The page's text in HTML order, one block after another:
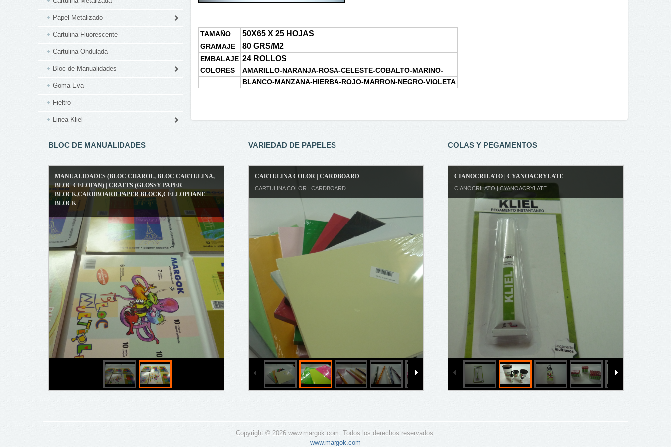
TAMAÑO 50X65 X 25 HOJAS
GRAMAJE 80 GRS/M2
EMBALAJE 24 ROLLOS
COLORES
AMARILLO-NARANJA-ROSA-CELESTE-COBALTO-MARINO-
BLANCO-MANZANA-HIERBA-ROJO-MARRON-NEGRO-VIOLETA
Papel Metalizado
Cartulina Fluorescente
Cartulina Ondulada
Bloc de Manualidades
Goma Eva
Fieltro
Linea Kliel
BLOC DE MANUALIDADES
MANUALIDADES (BLOC CHAROL, BLOC CARTULINA,
BLOC CELOFAN) | CRAFTS (GLOSSY PAPER
BLOCK,CARDBOARD PAPER BLOCK,CELLOPHANE
BLOCK
VARIEDAD DE PAPELES
CARTULINA COLOR | CARDBOARD
CARTULINA COLOR | CARDBOARD
COLAS Y PEGAMENTOS
CIANOCRILATO | CYANOACRYLATE
CIANOCRILATO | CYANOACRYLATE
Copyright © 2026 www.margok.com. Todos los derechos reservados.
www.margok.com